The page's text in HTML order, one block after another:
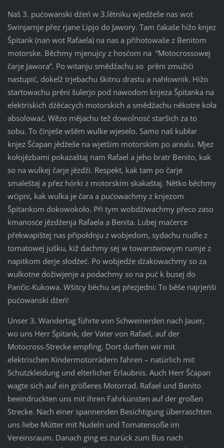
Naš 3. pućowanski dźeń w 3.lětniku wjedźeše nas wot
Swinjarnje přez rjane Lipjo do Jawory. Tam čakaše hižo knjez
Špitank (nan wot Rafaela) na nas a přihotowaše z Benitom
motorske. Běchmy mjenujcy z hosćom na “Motocrossowej
čarje Jawora”. Po witanju smědźachu so prěni zmužići
nastupić, dokelž trjebachu škitnu drastu a nahłownik. Hižo
startowachu prěni šulerjo pod nawodom knjeza Špitanka na
elektriskich dźěćacych motorskich a smědźachu někotre koła
absolować. Wězo mějachu tež dowolnosć staršich za to
sobu. To činješe wšěm wulke wjeselo. Samo naš kubłar
knjez Šćapan jědźeše na wjetšim motorskim po arealu. Mjez
kołojězbami pokazaštaj nam Rafael a jeho bratr Benito, kak
so na wulkej čarje jězdźi. Respekt, kak tam po čarje
smaleštaj a přez hórki z motorskim skakaštaj. Nětko běchmy
wćipni, kak wulka je čara a pućowachmy z knjezom
Špitankom dokowokoło. Při tym wobdźiwachmy přeco zaso
kmanosće jězdźenja Rafaela a Benita. Lubej maćerce
překwapištej nas připołdnju z wobjedom, sydachu nudle z
tomatowej jušku, kiž dachmy sej w towarstwowym rumje z
napitkom derje słodźeć. Po wobjedźe dźakowachmy so za
wulkotne dožiwjenje a podachmy so na puć k busej do
Pančic-Kukowa. Wšitcy běchu sej přezjedni: To běše najrjeńši
pućowanski dźeń!
Unser 3. Wandertag führte von Schweinerden nach Jauer,
wo uns Herr Špitank, der Vater von Rafael, auf der
Motocross-Strecke empfing. Dort durften wir mit
elektrischen Kindermotorrädern fahren – natürlich mit
Schutzkleidung und elterlicher Erlaubnis. Auch Herr Šćapan
wagte sich auf ein größeres Motorrad. Rafael und Benito
beeindruckten uns mit ihren Fahrkünsten auf der großen
Strecke. Nach einer spannenden Besichtigung überraschten
uns liebe Mütter mit Nudeln und Tomatensoße im
Vereinsraum. Danach ging es zurück zum Bus nach